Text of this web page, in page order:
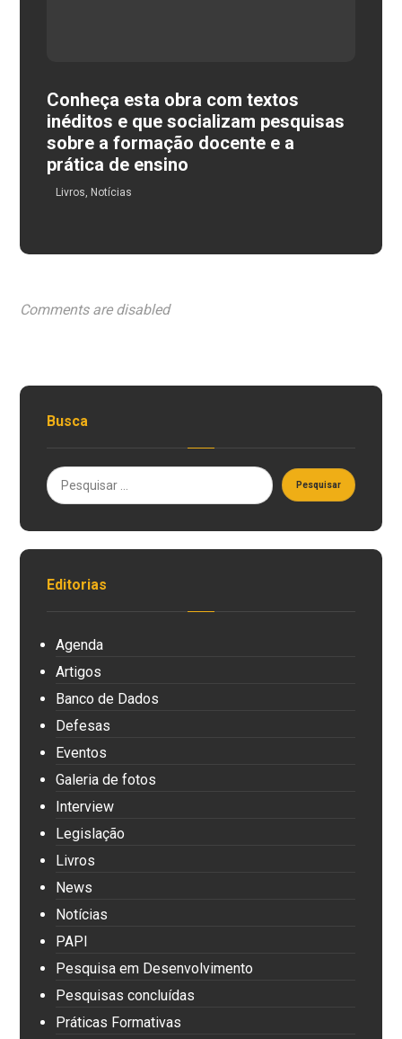
Conheça esta obra com textos
inéditos e que socializam pesquisas
sobre a formação docente e a
prática de ensino
Livros Notícias
Comments are disabled
Busca
Editorias
Agenda
Artigos
Banco de Dados
Defesas
Eventos
Galeria de fotos
Interview
Legislação
Livros
News
Notícias
PAPI
Pesquisa em Desenvolvimento
Pesquisas concluídas
Práticas Formativas